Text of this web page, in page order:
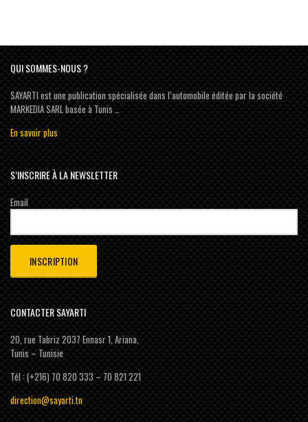
QUI SOMMES-NOUS ?
SAYARTI est une publication spécialisée dans l’automobile éditée par la société
MARKEDIA SARL basée à Tunis …
En savoir plus
S’INSCRIRE À LA NEWSLETTER
Email
CONTACTER SAYARTI
20, rue Tabriz 2037 Ennasr 1, Ariana,
Tunis – Tunisie
Tél : (+216) 70 820 333 – 70 821 221
direction@sayarti.tn